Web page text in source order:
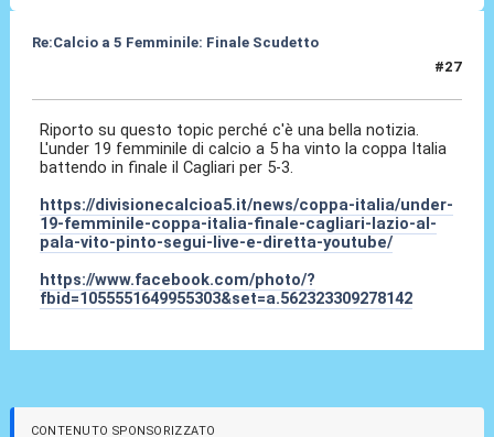
Re:Calcio a 5 Femminile: Finale Scudetto
#27
Riporto su questo topic perché c'è una bella notizia.
L'under 19 femminile di calcio a 5 ha vinto la coppa Italia
battendo in finale il Cagliari per 5-3.
https://divisionecalcioa5.it/news/coppa-italia/under-
19-femminile-coppa-italia-finale-cagliari-lazio-al-
pala-vito-pinto-segui-live-e-diretta-youtube/
https://www.facebook.com/photo/?
fbid=1055551649955303&set=a.562323309278142
CONTENUTO SPONSORIZZATO